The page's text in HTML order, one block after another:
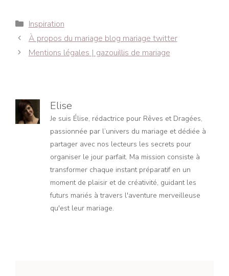
Catégories
Inspiration
Navigation
des
À propos du mariage blog mariage twitter
Mentions légales | gazouillis de mariage
Elise
Je suis Élise, rédactrice pour Rêves et Dragées,
passionnée par l’univers du mariage et dédiée à
partager avec nos lecteurs les secrets pour
organiser le jour parfait. Ma mission consiste à
transformer chaque instant préparatif en un
moment de plaisir et de créativité, guidant les
futurs mariés à travers l'aventure merveilleuse
qu'est leur mariage.